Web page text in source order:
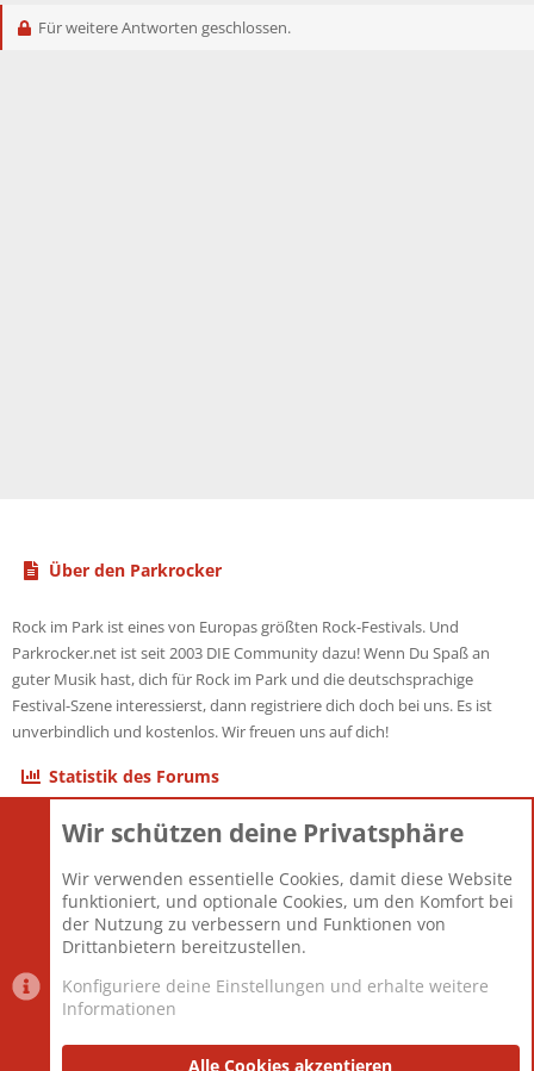
i
Für weitere Antworten geschlossen.
Über den Parkrocker
Rock im Park ist eines von Europas größten Rock-Festivals. Und
Parkrocker.net ist seit 2003 DIE Community dazu! Wenn Du Spaß an
guter Musik hast, dich für Rock im Park und die deutschsprachige
Festival-Szene interessierst, dann registriere dich doch bei uns. Es ist
unverbindlich und kostenlos. Wir freuen uns auf dich!
Statistik des Forums
Themen
Mitglieder
12.427
Neuestes Mitglied
Berlin
Datenschutzerklärung Impressum
Wir schützen deine Privatsphäre
Wir verwenden essentielle Cookies, damit diese Website
funktioniert, und optionale Cookies, um den Komfort bei
der Nutzung zu verbessern und Funktionen von
Drittanbietern bereitzustellen.
Konfiguriere deine Einstellungen und erhalte weitere
Informationen
Alle Cookies akzeptieren